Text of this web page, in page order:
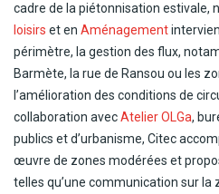
cadre de la piétonnisation estivale,
loisirs et en Aménagement
périmètre, la gestion des flux,
Barmète, la rue de Ransou ou les
l’amélioration des conditions de
collaboration avecAtelier OLGa,
publics et d’urbanisme, Citec
œuvre de zones modérées et
telles qu’une communication sur la